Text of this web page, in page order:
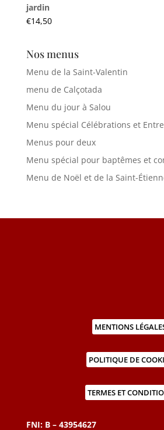
jardin
€14,50
Nos menus
Menu de la Saint-Valentin
menu de Calçotada
Menu du jour à Salou
Menu spécial Célébrations et
Menus pour deux
Menu spécial pour baptêmes et
Menu de Noël et de la Saint-
MENTIONS
POLITIQUE DE
TERMES ET
FNI: B – 43954627